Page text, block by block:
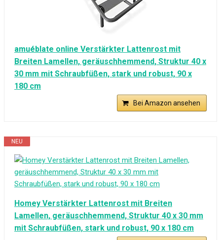
amuéblate online Verstärkter Lattenrost mit
Breiten Lamellen, geräuschhemmend, Struktur 40 x
30 mm mit Schraubfüßen, stark und robust, 90 x
180 cm
Bei Amazon ansehen
NEU
Homey Verstärkter Lattenrost mit Breiten
Lamellen, geräuschhemmend, Struktur 40 x 30 mm
mit Schraubfüßen, stark und robust, 90 x 180 cm